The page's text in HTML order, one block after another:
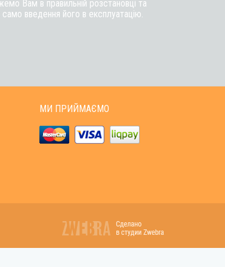
Вам в правильній розстановці та
введення його в експлуатацію.
МИ ПРИЙМАЄМО